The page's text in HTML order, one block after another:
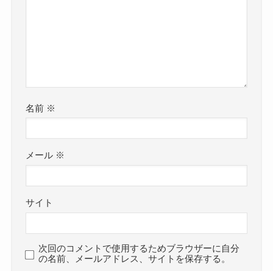
名前 ※
メール ※
サイト
次回のコメントで使用するためブラウザーに自分
の名前、メールアドレス、サイトを保存する。